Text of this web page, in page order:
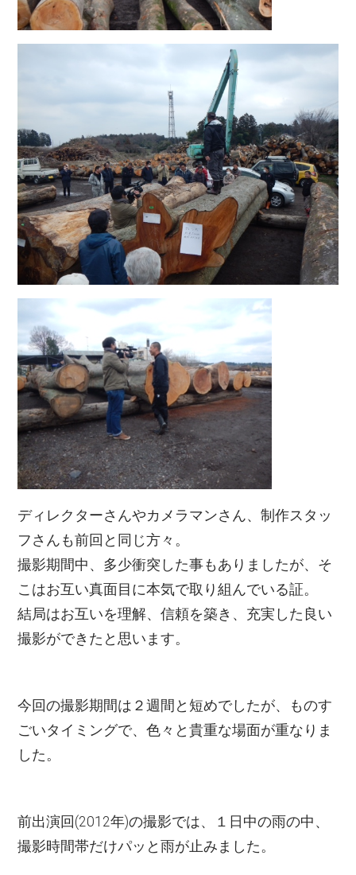
ディレクターさんやカメラマンさん、制作スタッ
フさんも前回と同じ方々。
撮影期間中、多少衝突した事もありましたが、そ
こはお互い真面目に本気で取り組んでいる証。
結局はお互いを理解、信頼を築き、充実した良い
撮影ができたと思います。
今回の撮影期間は２週間と短めでしたが、ものす
ごいタイミングで、色々と貴重な場面が重なりま
した。
前出演回(2012年)の撮影では、１日中の雨の中、
撮影時間帯だけパッと雨が止みました。